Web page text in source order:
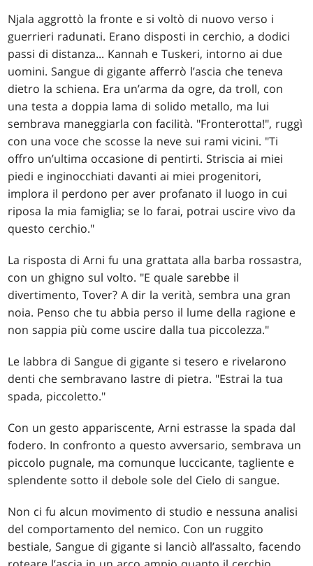
Njala aggrottò la fronte e si voltò di nuovo verso i
guerrieri radunati. Erano disposti in cerchio, a dodici
passi di distanza... Kannah e Tuskeri, intorno ai due
uomini. Sangue di gigante afferrò l’ascia che teneva
dietro la schiena. Era un’arma da ogre, da troll, con
una testa a doppia lama di solido metallo, ma lui
sembrava maneggiarla con facilità. "Fronterotta!", ruggì
con una voce che scosse la neve sui rami vicini. "Ti
offro un’ultima occasione di pentirti. Striscia ai miei
piedi e inginocchiati davanti ai miei progenitori,
implora il perdono per aver profanato il luogo in cui
riposa la mia famiglia; se lo farai, potrai uscire vivo da
questo cerchio."
La risposta di Arni fu una grattata alla barba rossastra,
con un ghigno sul volto. "E quale sarebbe il
divertimento, Tover? A dir la verità, sembra una gran
noia. Penso che tu abbia perso il lume della ragione e
non sappia più come uscire dalla tua piccolezza."
Le labbra di Sangue di gigante si tesero e rivelarono
denti che sembravano lastre di pietra. "Estrai la tua
spada, piccoletto."
Con un gesto appariscente, Arni estrasse la spada dal
fodero. In confronto a questo avversario, sembrava un
piccolo pugnale, ma comunque luccicante, tagliente e
splendente sotto il debole sole del Cielo di sangue.
Non ci fu alcun movimento di studio e nessuna analisi
del comportamento del nemico. Con un ruggito
bestiale, Sangue di gigante si lanciò all’assalto, facendo